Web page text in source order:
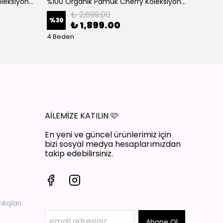
%30 ₺ 2,699.00
₺ 1,899.00
4 Beden
AİLEMİZE KATILIN🩷
En yeni ve güncel ürünlerimiz için
bizi sosyal medya hesaplarımızdan
takip edebilirsiniz.